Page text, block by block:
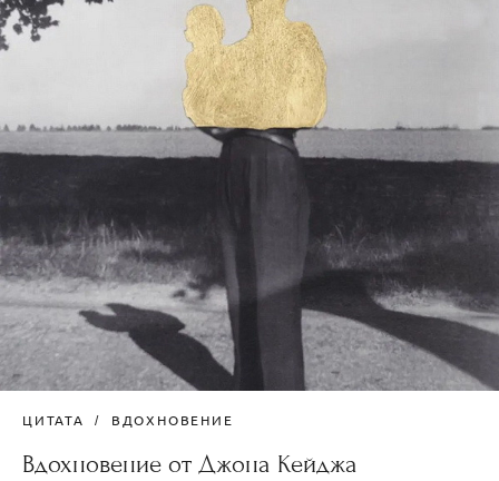
ЦИТАТА ВДОХНОВЕНИЕ
Вдохновение от Джона Кейджа